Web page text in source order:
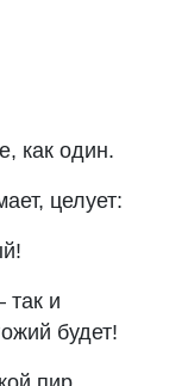
как один.
целует:
и
будет!